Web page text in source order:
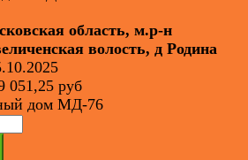
область, м.р-н
волость, д Родина
051,25 руб
дом МД-76